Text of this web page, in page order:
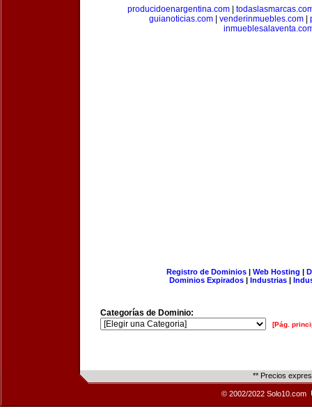
producidoenargentina.com|
guianoticias.com| venderinmuebles.com|
Registro de Dominios| Web Hosting |
Dominios Expirados | Industrias |
Categorías de Dominio:
[Pág.
** Precios
© 2002/2022 Solo10.com